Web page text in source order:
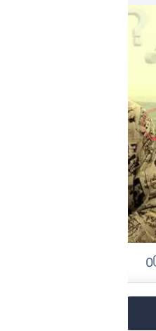
0